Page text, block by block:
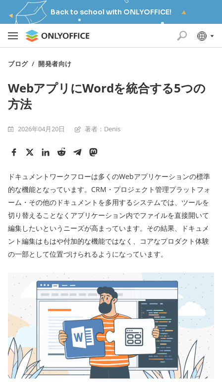
Back to school with ONLYOFFICE!
ブログ/開発者向け
WebアプリにWordを統合する5つの
方法
2026年04月20日 著者：Denis
ドキュメントワークフローは多くのWebアプリケーションの標準
的な機能となっています。CRM・プロジェクト管理プラットフォ
ーム・その他のドキュメントを多用するシステムでは、ツールを
切り替えることなくアプリケーション内でファイルを直接開いて
編集したいというニーズが高まっています。その結果、ドキュメ
ント編集はもはや付加的な機能ではなく、コアなプロダクト体験
の一部として位置づけられるようになっています。